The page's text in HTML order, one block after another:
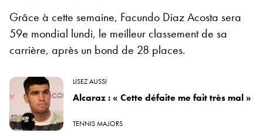
Grâce à cette semaine, Facundo Diaz Acosta sera
59e mondial lundi, le meilleur classement de sa
carrière, après un bond de 28 places.
LISEZ AUSSI
Alcaraz : « Cette défaite me fait très mal »
TENNIS MAJORS